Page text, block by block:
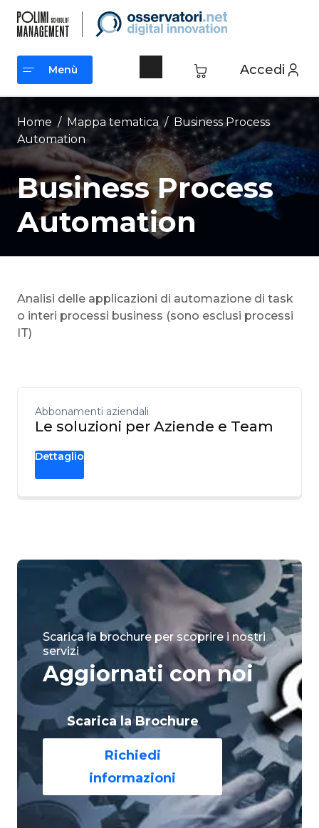
contenuto
Accedi
Menù
Menù
Home / Mappa tematica / Business Process
Automation
Business Process
Automation
Analisi delle applicazioni di automazione di task
o interi processi business (sono esclusi processi
IT)
Abbonamenti aziendali
Le soluzioni per Aziende e Team
Dettaglio
Scarica la brochure per scoprire i nostri
servizi
Aggiornati con noi
Scarica la Brochure
Richiedi
informazioni